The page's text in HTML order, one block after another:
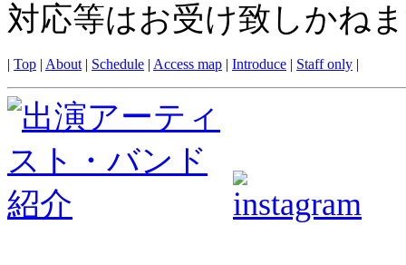
対応等はお受け致しかね
| Top | About | Schedule | Access map | Introduce | Staff only |